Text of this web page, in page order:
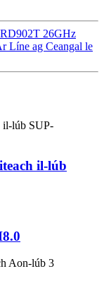
26GHz
Líne ag Ceangal le
il-lúb